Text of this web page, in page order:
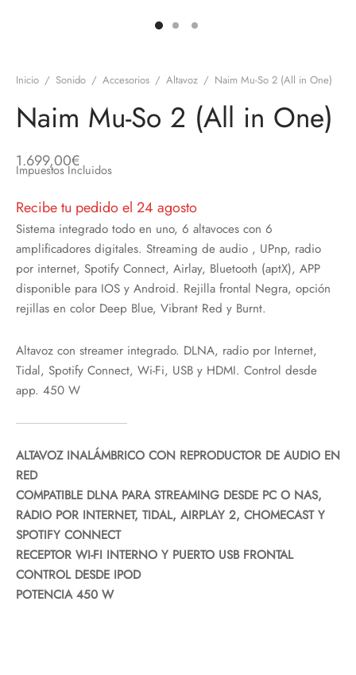
Inicio / Sonido / Accesorios / Altavoz / Naim Mu-So 2 (All in One)
Naim Mu-So 2 (All in One)
1.699,00€
Impuestos Incluidos
Recibe tu pedido el 24 agosto
Sistema integrado todo en uno, 6 altavoces con 6
amplificadores digitales. Streaming de audio , UPnp, radio
por internet, Spotify Connect, Airlay, Bluetooth (aptX), APP
disponible para IOS y Android. Rejilla frontal Negra, opción
rejillas en color Deep Blue, Vibrant Red y Burnt.
Altavoz con streamer integrado. DLNA, radio por Internet,
Tidal, Spotify Connect, Wi-Fi, USB y HDMI. Control desde
app. 450 W
ALTAVOZ INALÁMBRICO CON REPRODUCTOR DE AUDIO EN
RED
COMPATIBLE DLNA PARA STREAMING DESDE PC O NAS,
RADIO POR INTERNET, TIDAL, AIRPLAY 2, CHOMECAST Y
SPOTIFY CONNECT
RECEPTOR WI-FI INTERNO Y PUERTO USB FRONTAL
CONTROL DESDE IPOD
POTENCIA 450 W
Equipos de Sonido